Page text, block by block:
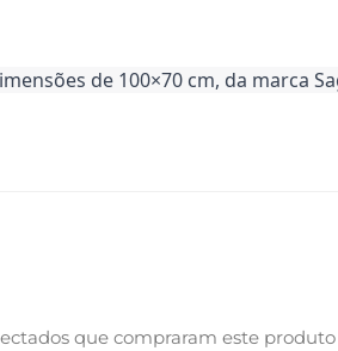
de 100×70 cm, da marca
que compraram este